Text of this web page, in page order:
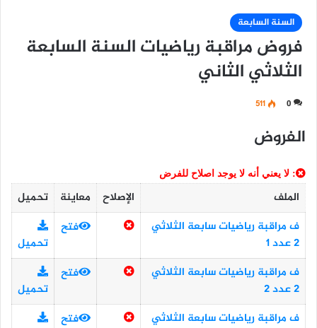
السنة السابعة
فروض مراقبة رياضيات السنة السابعة
الثلاثي الثاني
0
511
الفروض
: لا يعني أنه لا يوجد اصلاح للفرض
الملف الإصلاح معاينة
تحميل
ف مراقبة رياضيات سابعة الثلاثي
2 عدد 1
فتح
تحميل
ف مراقبة رياضيات سابعة الثلاثي
2 عدد 2
فتح
تحميل
ف مراقبة رياضيات سابعة الثلاثي
فتح